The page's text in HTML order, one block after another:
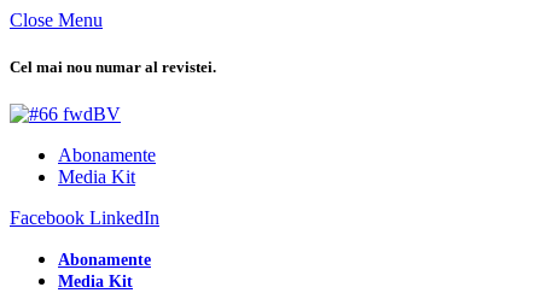
Close Menu
Cel mai nou numar al revistei.
Abonamente
Media Kit
Facebook LinkedIn
Abonamente
Media Kit